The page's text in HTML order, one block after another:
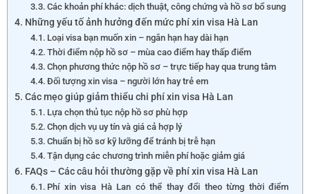
Các khoản phí khác: dịch thuật, công chứng và hồ sơ bổ sung
Những yếu tố ảnh hưởng đến mức phí xin visa Hà Lan
Loại visa bạn muốn xin – ngắn hạn hay dài hạn
Thời điểm nộp hồ sơ – mùa cao điểm hay thấp điểm
Chọn phương thức nộp hồ sơ – trực tiếp hay qua trung tâm
Đối tượng xin visa – người lớn hay trẻ em
Các mẹo giúp giảm thiểu chi phí xin visa Hà Lan
Lựa chọn thủ tục nộp hồ sơ phù hợp
Chọn dịch vụ uy tín và giá cả hợp lý
Chuẩn bị hồ sơ kỹ lưỡng để tránh bị trễ hạn
Tận dụng các chương trình miễn phí hoặc giảm giá
FAQs – Các câu hỏi thường gặp về phí xin visa Hà Lan
Phí xin visa Hà Lan có thể thay đổi theo từng thời điểm